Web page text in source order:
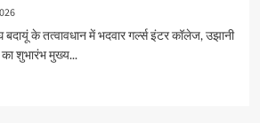
बदायूं के तत्वावधान में भदवार गर्ल्स इंटर कॉलेज, उझानी
का शुभारंभ मुख्य...